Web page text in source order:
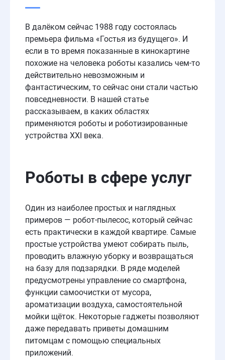
В далёком сейчас 1988 году состоялась
премьера фильма «Гостья из будущего». И
если в то время показанные в кинокартине
похожие на человека роботы казались чем-то
действительно невозможным и
фантастическим, то сейчас они стали частью
повседневности. В нашей статье
рассказываем, в каких областях
применяются роботы и роботизированные
устройства XXI века.
Роботы в сфере услуг
Один из наиболее простых и наглядных
примеров — робот-пылесос, который сейчас
есть практически в каждой квартире. Самые
простые устройства умеют собирать пыль,
проводить влажную уборку и возвращаться
на базу для подзарядки. В ряде моделей
предусмотрены управление со смартфона,
функции самоочистки от мусора,
ароматизации воздуха, самостоятельной
мойки щёток. Некоторые гаджеты позволяют
даже передавать приветы домашним
питомцам с помощью специальных
приложений.